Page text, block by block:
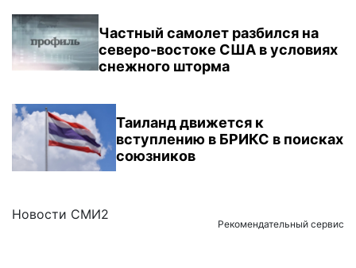
Частный самолет разбился на
северо-востоке США в условиях
снежного шторма
Таиланд движется к
вступлению в БРИКС в поисках
союзников
Новости СМИ2
Рекомендательный сервис